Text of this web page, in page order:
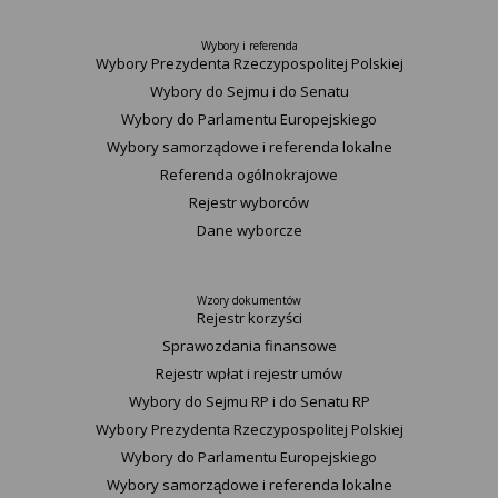
Wybory i referenda
Wybory Prezydenta Rzeczypospolitej Polskiej
Wybory do Sejmu i do Senatu
Wybory do Parlamentu Europejskiego
Wybory samorządowe i referenda lokalne
Referenda ogólnokrajowe
Rejestr wyborców
Dane wyborcze
Wzory dokumentów
Rejestr korzyści
Sprawozdania finansowe
Rejestr wpłat i rejestr umów
Wybory do Sejmu RP i do Senatu RP
Wybory Prezydenta Rzeczypospolitej Polskiej
Wybory do Parlamentu Europejskiego
Wybory samorządowe i referenda lokalne